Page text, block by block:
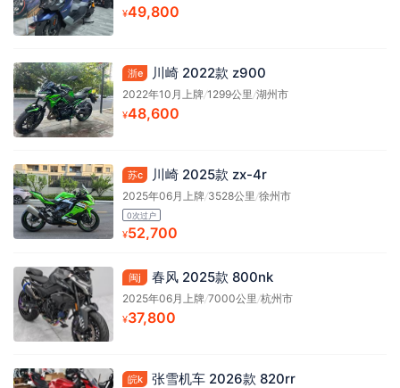
¥49,800
浙e 川崎 2022款 z900
2022年10月上牌/1299公里 /湖州市
¥48,600
苏c 川崎 2025款 zx-4r
2025年06月上牌/3528公里 /徐州市
0次过户
¥52,700
闽j 春风 2025款 800nk
2025年06月上牌/7000公里 /杭州市
¥37,800
皖k 张雪机车 2026款 820rr